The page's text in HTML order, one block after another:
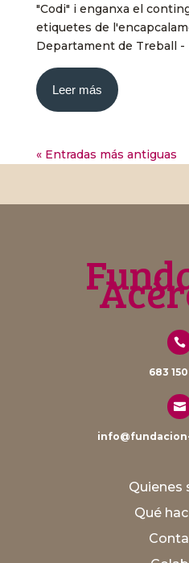
"Codi" i enganxa el
etiquetes de
Departament de Treball -
Leer más
« Entradas más antiguas

683

Quienes
Qué